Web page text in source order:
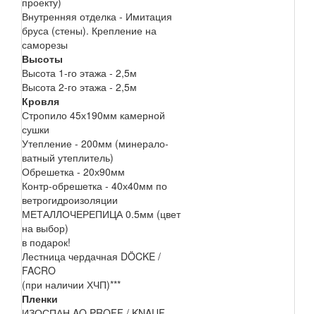
Внутренняя отделка - Имитация
бруса (стены). Крепление на
саморезы
Высоты
Высота 1-го этажа - 2,5м
Высота 2-го этажа - 2,5м
Кровля
Стропило 45х190мм камерной
сушки
Утепление - 200мм (минерало-
ватный утеплитель)
Обрешетка - 20х90мм
Контр-обрешетка - 40х40мм по
ветрогидроизоляции
МЕТАЛЛОЧЕРЕПИЦА 0.5мм (цвет
на выбор)
в подарок!
Лестница чердачная DÖCKE /
FACRO
(при наличии ХЧП)***
Пленки